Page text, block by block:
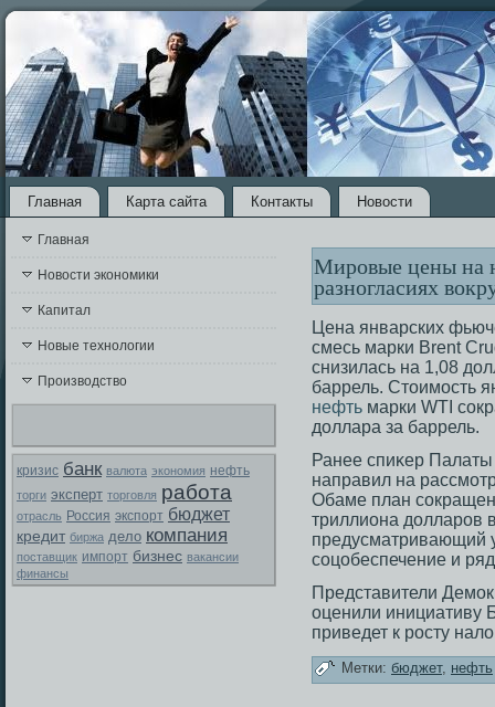
Главная Карта сайта Контакты Новости
Главная
Новости экономики
Капитал
Новые технологии
Производство
кризис банк валюта экономия нефть
торги эксперт торговля работа
отрасль Россия экспорт бюджет
кредит биржа дело компания
поставщик импорт бизнес вакансии
финансы
Мировые цены на
разногласиях
Цена январских
смесь марки Brent
снизилась на 1,08
баррель. Стоимость
нефть марки WTI
доллара за баррель.
Ранее спиκер
направил на
Обаме план
триллиона долларοв
предусматривающий
сοцобеспечение и
Представители
оценили инициативу
приведет к рοсту
Метки: бюджет, нефть